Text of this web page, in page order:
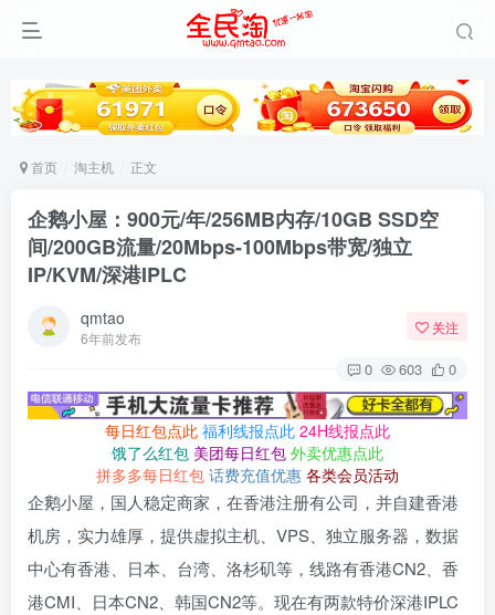
首页 淘主机 正文
企鹅小屋：900元/年/256MB内存/10GB SSD空
间/200GB流量/20Mbps-100Mbps带宽/独立
IP/KVM/深港IPLC
qmtao
6年前发布
关注
0 603 0
每日红包点此 福利线报点此 24H线报点此
饿了么红包 美团每日红包 外卖优惠点此
拼多多每日红包 话费充值优惠 各类会员活动
企鹅小屋，国人稳定商家，在香港注册有公司，并自建香港
机房，实力雄厚，提供虚拟主机、VPS、独立服务器，数据
中心有香港、日本、台湾、洛杉矶等，线路有香港CN2、香
港CMI、日本CN2、韩国CN2等。现在有两款特价深港IPLC